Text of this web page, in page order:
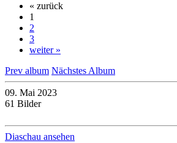
« zurück
1
2
3
weiter »
Prev album Nächstes Album
09. Mai 2023
61 Bilder
Diaschau ansehen